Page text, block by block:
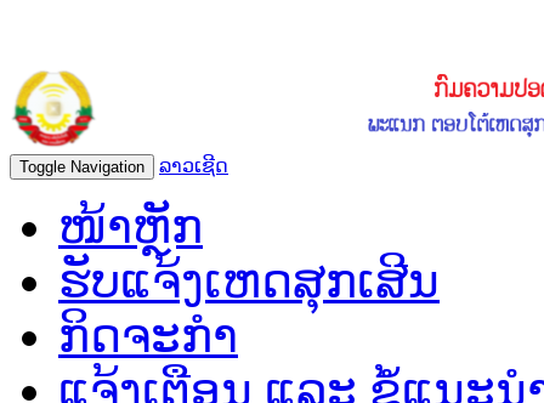
Toggle Navigation ລາວເຊີດ
ໜ້າຫຼັກ
ຮັບແຈ້ງເຫດສຸກເສີນ
ກິດຈະກຳ
ແຈ້ງເຕືອນ ແລະ ຂໍ້ແນະນ